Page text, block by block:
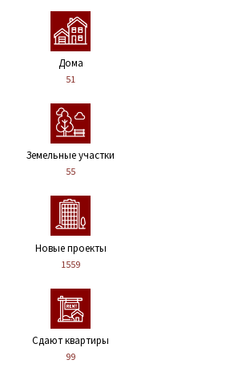
Дома
51
Земельные участки
55
Новые проекты
1559
Сдают квартиры
99